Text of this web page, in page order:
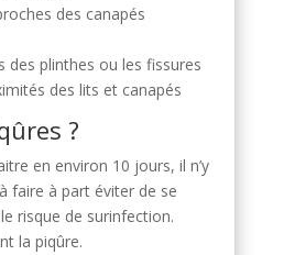
des canapés
des plinthes ou les fissures
des lits et canapés
?
en environ 10 jours, il n’y
faire à part éviter de se
risque de surinfection.
la piqûre.